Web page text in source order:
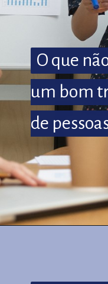
O que
um bom
de
O que
um bom
de